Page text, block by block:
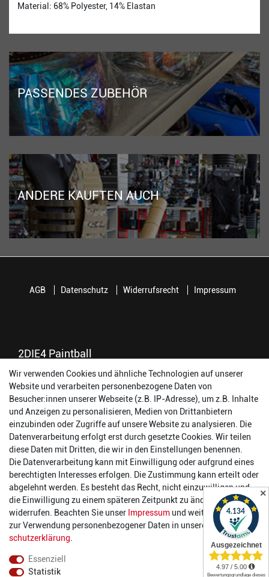
Material: 68% Polyester, 14% Elastan
PASSENDES ZUBEHÖR
ANDERE KAUFTEN AUCH
2DIE4 Paintball
56457 Westerburg
Reinhold-Ferger-Straße 26
order@2die4-sports.com
0 26 63/ 9 68 69 37
Öffnungszeiten
Montag:
14:00 - 17:00 Uhr
Dienstag:
14:00 - 17:00 Uhr
Mittwoch:
14:00 - 17:00 Uhr
Donnerstag:
14:00 - 17:00 Uhr
Freitag:
14:00 - 19:00 Uhr
Samstag:
10:00 - 17:00 Uhr
AGB Datenschutz Widerrufsrecht Impressum
Wir verwenden Cookies und ähnliche Technologien auf unserer
Website und verarbeiten personenbezogene Daten von
Besucher:innen unserer Webseite (z.B. IP-Adresse), um z.B. Inhalte
und Anzeigen zu personalisieren, Medien von Drittanbietern
einzubinden oder Zugriffe auf unsere Website zu analysieren. Die
Datenverarbeitung erfolgt erst durch gesetzte Cookies. Wir teilen
diese Daten mit Dritten, die wir in den Einstellungen benennen.
Die Datenverarbeitung kann mit Einwilligung oder aufgrund eines
berechtigten Interesses erfolgen. Die Zustimmung kann erteilt oder
abgelehnt werden. Es besteht das Recht, nicht einzuwilligen und
die Einwilligung zu einem späteren Zeitpunkt zu ändern oder zu
widerrufen. Beachten Sie unser Impressum und weitere Hinweise
zur Verwendung personenbezogener Daten in unserer
Daten­
schutz­erklärung
Essenziell
Statistik
✕